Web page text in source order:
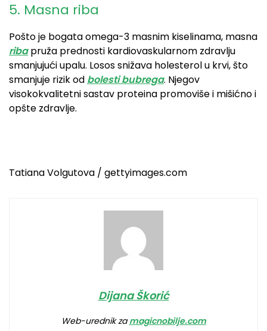
​​5. Masna riba​
Pošto je bogata omega-3 masnim kiselinama, masna
ribapruža prednosti kardiovaskularnom zdravlju
smanjujući upalu. Losos snižava holesterol u krvi, što
smanjuje rizik od bolesti bubrega. Njegov
visokokvalitetni sastav proteina promoviše i mišićno i
opšte zdravlje.
Tatiana Volgutova / gettyimages.com
Dijana Škorić
Web-urednik zamagicnobilje.com